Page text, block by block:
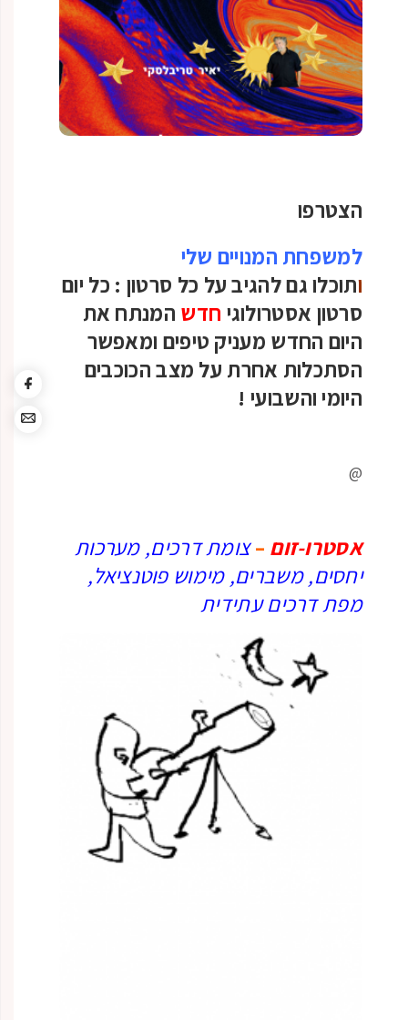
הצטרפו
למשפחת המנויים שלי
ותוכלו גם להגיב על כל סרטון : כל יום
סרטון אסטרולוגי חדש המנתח את
היום החדש מעניק טיפים ומאפשר
הסתכלות אחרת על מצב הכוכבים
היומי והשבועי!
@
אסטרו-זום –צומת דרכים, מערכות
יחסים, משברים, מימוש פוטנציאל,
מפת דרכים עתידית